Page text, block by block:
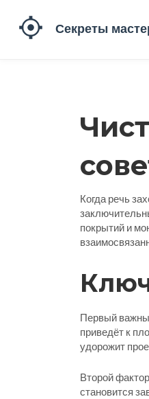
Когда речь
покрытий и
Первый
приведёт к
удорожит
Второй
становится